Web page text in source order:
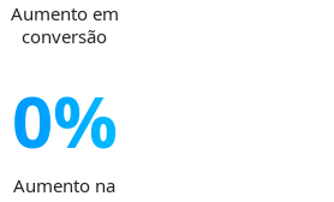
Aumento em
conversão
0%
Aumento na